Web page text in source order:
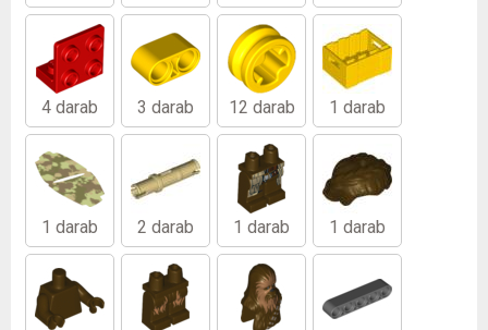
4 darab 3 darab 12 darab 1 darab
1 darab 2 darab 1 darab 1 darab